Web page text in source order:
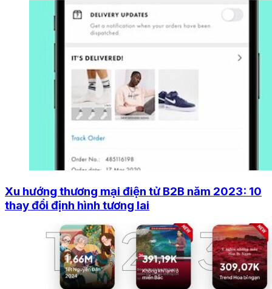
Xu hướng thương mại điện tử B2B năm 2023: 10
thay đổi định hình tương lai